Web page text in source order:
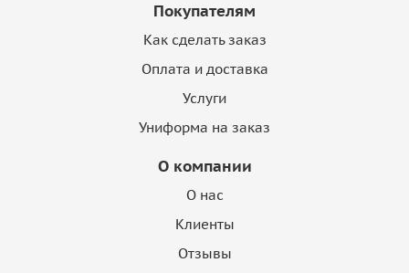
Покупателям
Как сделать заказ
Оплата и доставка
Услуги
Униформа на заказ
О компании
О нас
Клиенты
Отзывы